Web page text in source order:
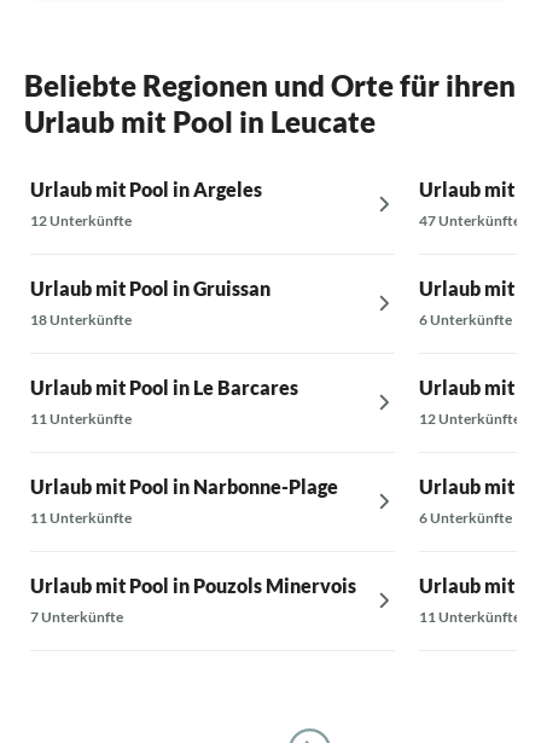
Beliebte Regionen und Orte für ihren
Urlaub mit Pool in Leucate
Urlaub mit Pool in Argeles
12 Unterkünfte
Urlaub mit Pool in Gruissan
18 Unterkünfte
Urlaub mit Pool in Le Barcares
11 Unterkünfte
Urlaub mit Pool in Narbonne-Plage
11 Unterkünfte
Urlaub mit Pool in Pouzols Minervois
7 Unterkünfte
Urlaub mit
47 Unterkünfte
Urlaub mit
6 Unterkünfte
Urlaub mit
12 Unterkünfte
Urlaub mit
6 Unterkünfte
Urlaub mit
11 Unterkünfte